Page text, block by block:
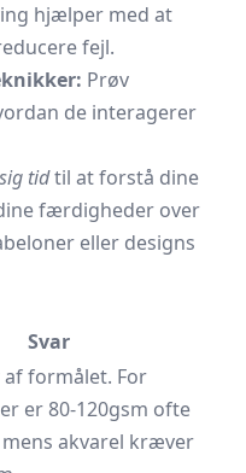
hjælper med at
fejl.
Prøv
de interagerer
tidtil at forstå dine
færdigheder over
eller designs
Svar
formålet. For
er 80-120gsm ofte
akvarel kræver